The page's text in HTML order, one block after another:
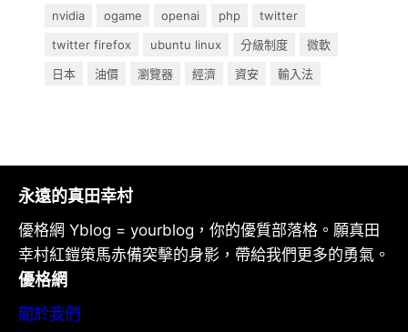
nvidia
ogame openai php
twitter
twitter firefox
ubuntu linux 分級制度
微軟
日本
油價 瀏覽器 經濟 資安 輸入法
永遠的真田幸村
優格網 Yblog = yourblog，你的優質部落格。願真田
幸村紅鎧策馬赤備突擊的身影，帶給我們更多的勇氣。
優格網
關於我們